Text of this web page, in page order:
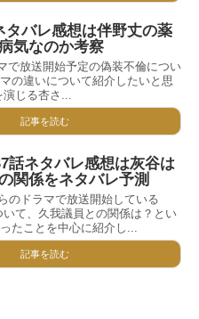
タバレ感想は伴野丈の薬
気なのか考察
で放送開始予定の偽装不倫につい
の違いについて紹介したいと思
演じる杏さ...
記事を読む
話ネタバレ感想は灰谷は
関係をネタバレ予測
のドラマで放送開始している
て、久我議員との関係は？とい
たことを中心に紹介し...
記事を読む